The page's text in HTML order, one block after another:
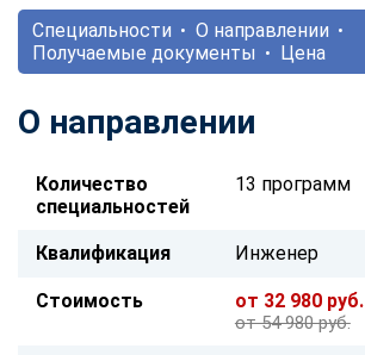
Специальности
О направлении
Получаемые документы
Цена
О направлении
Количество
специальностей
13 программ
Квалификация Инженер
Стоимость от 32 980 руб.
от 54 980 руб.